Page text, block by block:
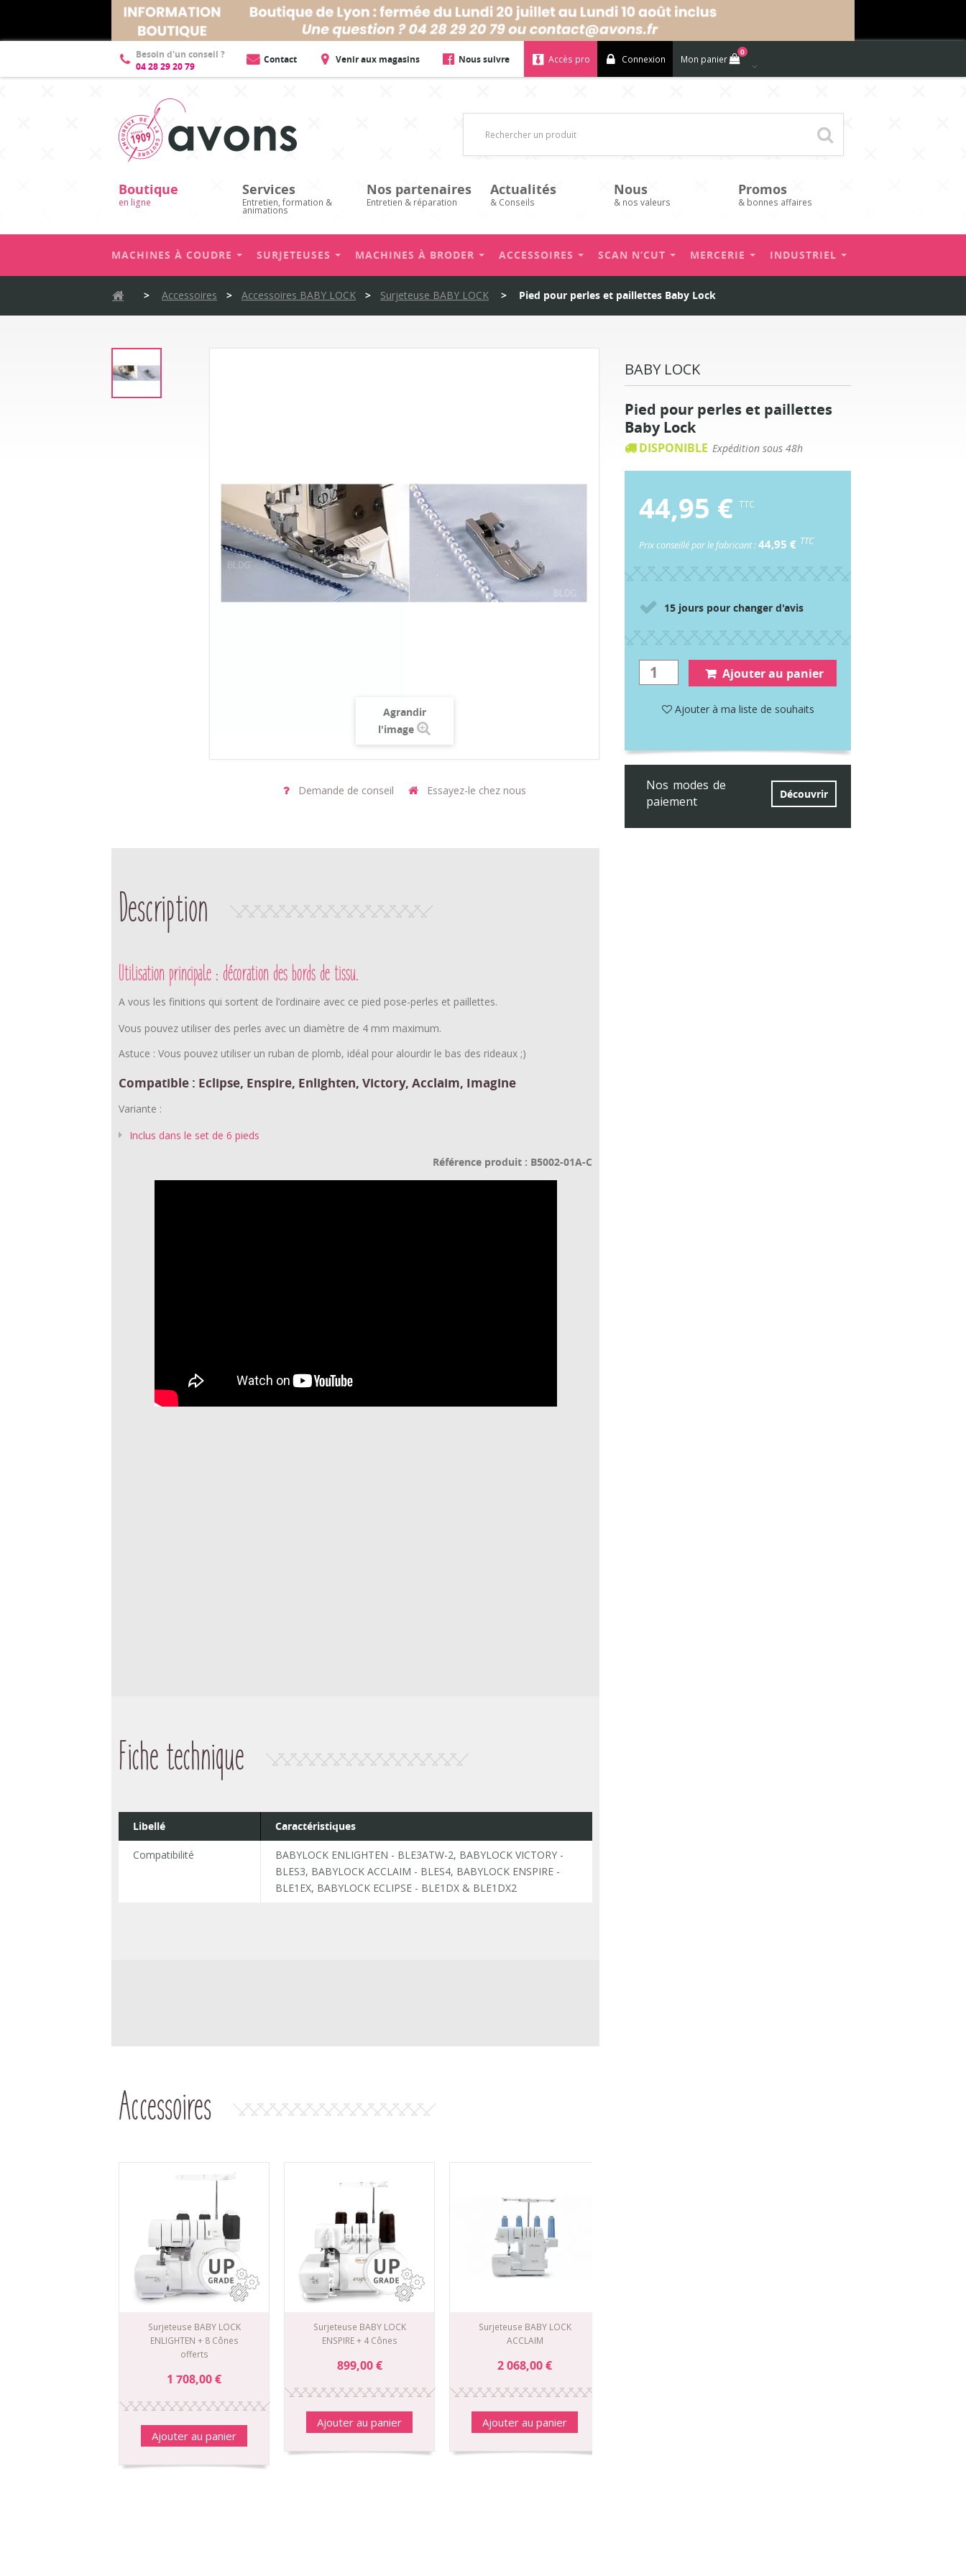
Besoin d'un conseil ?
04 28 29 20 79
Contact Venir aux magasins Nous suivre Accès pro Connexion Mon panier
0
Boutique
en ligne
Services
Entretien, formation &
animations
Nos partenaires
Entretien & réparation
Actualités
& Conseils
Nous
& nos valeurs
Promos
& bonnes affaires
MACHINES À COUDRE SURJETEUSES MACHINES À BRODER ACCESSOIRES SCAN N’CUT MERCERIE INDUSTRIEL
> Accessoires > Accessoires BABY LOCK > Surjeteuse BABY LOCK > Pied pour perles et paillettes Baby Lock
Agrandir
l'image
Demande de conseil Essayez-le chez nous
Description Fiche technique Accessoires
Description
Utilisation principale : décoration des bords de tissu.
A vous les finitions qui sortent de l’ordinaire avec ce pied pose-perles et paillettes.
Vous pouvez utiliser des perles avec un diamètre de 4 mm maximum.
Astuce : Vous pouvez utiliser un ruban de plomb, idéal pour alourdir le bas des rideaux ;)
Compatible : Eclipse, Enspire, Enlighten, Victory, Acclaim, Imagine
Variante :
Inclus dans le set de 6 pieds
Référence produit : B5002-01A-C
Fiche technique
Libellé Caractéristiques
Compatibilité
BABYLOCK ENLIGHTEN - BLE3ATW-2, BABYLOCK VICTORY -
BLES3, BABYLOCK ACCLAIM - BLES4, BABYLOCK ENSPIRE -
BLE1EX, BABYLOCK ECLIPSE - BLE1DX & BLE1DX2
Accessoires
Surjeteuse BABY LOCK
ENLIGHTEN + 8 Cônes
offerts
1 708,00 €
Ajouter au panier
Surjeteuse BABY LOCK
ENSPIRE + 4 Cônes
899,00 €
Ajouter au panier
Surjeteuse BABY LOCK
ACCLAIM
2 068,00 €
Ajouter au panier
BABY LOCK
Pied pour perles et paillettes
Baby Lock
DISPONIBLE Expédition sous 48h
44,95 € TTC
Prix conseillé par le fabricant :44,95 € TTC
15 jours pour changer d'avis
Ajouter au panier
Ajouter à ma liste de souhaits
Nos modes de
paiement
Découvrir